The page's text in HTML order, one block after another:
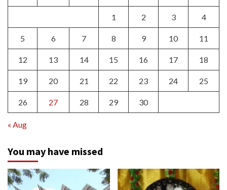
1 2 3 4
5 6 7 8 9 10 11
12 13 14 15 16 17 18
19 20 21 22 23 24 25
26 27 28 29 30
« Aug
You may have missed